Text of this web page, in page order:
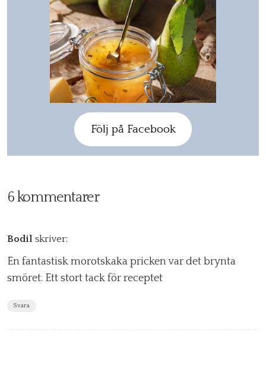
Följ på Facebook
6 kommentarer
Bodil skriver:
En fantastisk morotskaka pricken var det brynta
smöret. Ett stort tack för receptet
Svara